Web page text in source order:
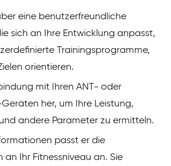
eine benutzerfreundliche
sich an Ihre Entwicklung anpasst,
Trainingsprogramme,
orientieren.
mit Ihren ANT- oder
her, um Ihre Leistung,
andere Parameter zu ermitteln.
passt er die
an Ihr Fitnessniveau an. Sie